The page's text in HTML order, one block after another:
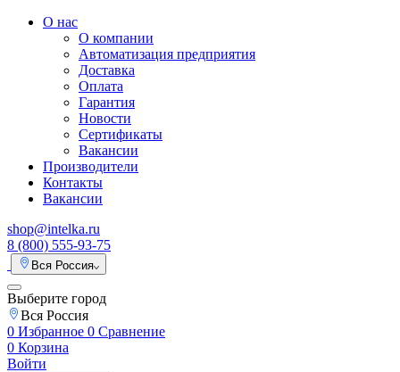
О нас
О компании
Автоматизация предприятия
Доставка
Оплата
Гарантия
Новости
Сертификаты
Вакансии
Производители
Контакты
Вакансии
shop@intelka.ru
8 (800) 555-93-75
Вся Россия
Выберите город
Вся Россия
0 Избранное 0 Сравнение
0 Корзина
Войти